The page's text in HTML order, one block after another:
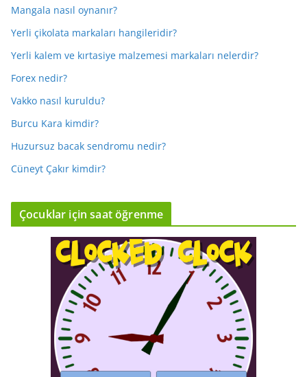
Mangala nasıl oynanır?
Yerli çikolata markaları hangileridir?
Yerli kalem ve kırtasiye malzemesi markaları nelerdir?
Forex nedir?
Vakko nasıl kuruldu?
Burcu Kara kimdir?
Huzursuz bacak sendromu nedir?
Cüneyt Çakır kimdir?
Çocuklar için saat öğrenme